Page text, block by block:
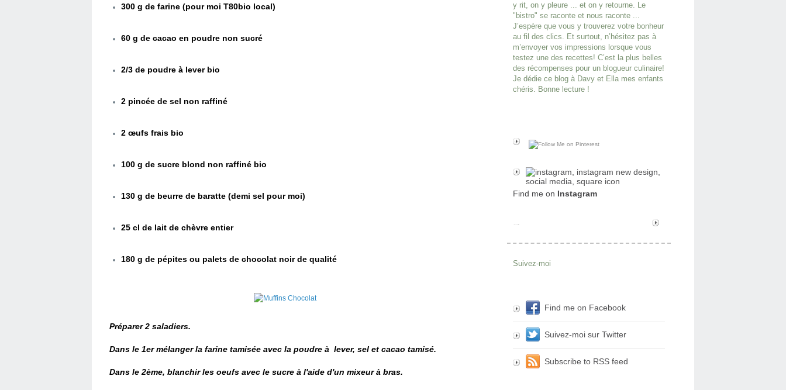
300 g de farine (pour moi T80bio local)
60 g de cacao en poudre non sucré
​​2/3 de poudre à lever bio
2 pincée de sel non raffiné
2 œufs frais bio
100 g de sucre blond non raffiné bio
130 g de beurre de baratte (demi sel pour moi)
25 cl de lait de chèvre entier
180 g de pépites ou palets de chocolat noir de qualité
Préparer 2 saladiers.
Dans le 1er mélanger la farine tamisée avec la poudre à lever, sel et cacao tamisé.
Dans le 2ème, blanchir les oeufs avec le sucre à l'aide d'un mixeur à bras.
y rit, on y pleure ... et on y retourne. Le
"bistro" se raconte et nous raconte ...
J’espère que vous y trouverez votre bonheur
au fil des clics. Et surtout, n’hésitez pas à
m’envoyer vos impressions lorsque vous
testez une des recettes! C’est la plus belles
des récompenses pour un blogueur culinaire!
Je dédie ce blog à Davy et Ella mes enfants
chéris. Bonne lecture !
Find me on Instagram
Suivez-moi
Find me on Facebook
Suivez-moi sur Twitter
Subscribe to RSS feed